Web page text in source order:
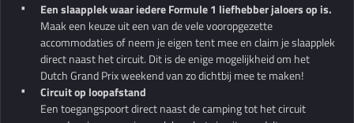
Een slaapplek waar iedere Formule 1 liefhebber jaloers op is.
Maak een keuze uit een van de vele vooropgezette
accommodaties of neem je eigen tent mee en claim je slaapplek
direct naast het circuit. Dit is de enige mogelijkheid om het
Dutch Grand Prix weekend van zo dichtbij mee te maken!
Circuit op loopafstand
Een toegangspoort direct naast de camping tot het circuit